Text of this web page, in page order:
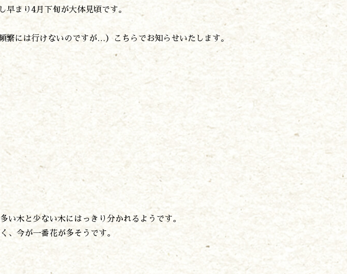
早まり4月下旬が大体見頃です。
繁には行けないのですが…）こちらでお知らせいたします。
い木と少ない木にはっきり分かれるようです。
、今が一番花が多そうです。
る
情報
会について
ーポリシー
1301